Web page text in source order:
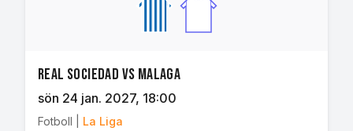
Real Sociedad vs Malaga
sön 24 jan. 2027, 18:00
Fotboll
La Liga